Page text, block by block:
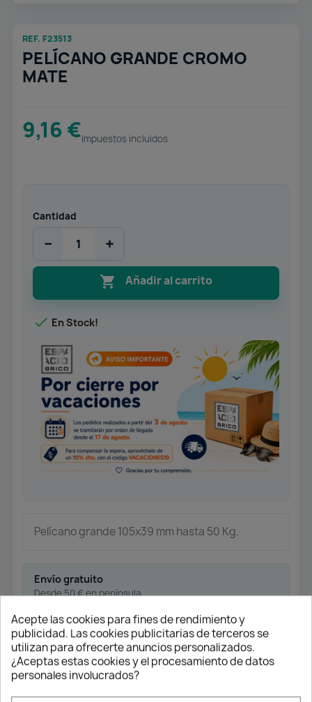
REF. F23513
PELÍCANO GRANDE CROMO
MATE
9,16 €Impuestos incluidos
Cantidad
− +
 Añadir al carrito
 En Stock!
Pelícano grande 105x39 mm hasta 50 Kg.
Envío gratuito
Desde 50 € en península
Pago flexible
Transferencia
Acepte las cookies para fines de rendimiento y
publicidad. Las cookies publicitarias de terceros se
utilizan para ofrecerte anuncios personalizados.
¿Aceptas estas cookies y el procesamiento de datos
personales involucrados?